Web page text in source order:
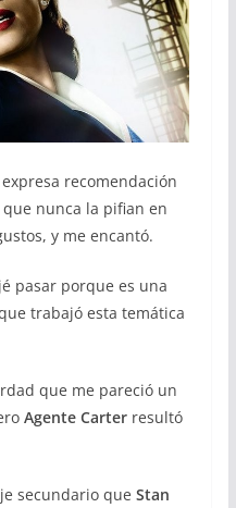
recomendación
nunca la pifian en
y me encantó.
pasar porque es una
trabajó esta temática
que me pareció un
Agente Carterresultó
secundario que Stan